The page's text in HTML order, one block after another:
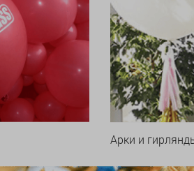
Арки и